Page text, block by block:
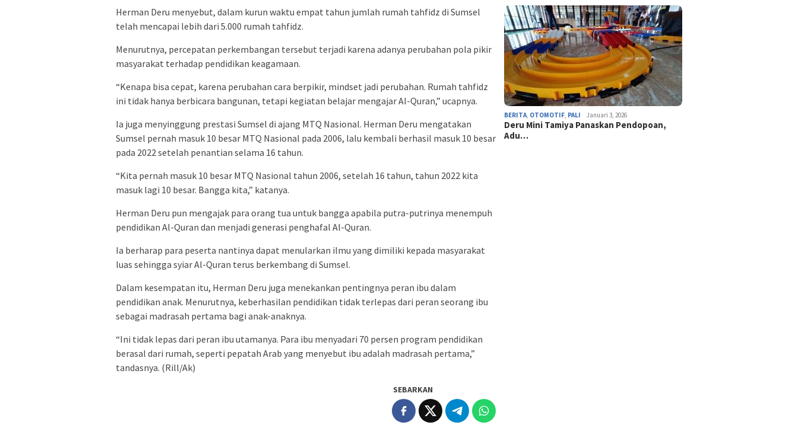
Herman Deru menyebut, dalam kurun waktu empat tahun jumlah rumah tahfidz di Sumsel
telah mencapai lebih dari 5.000 rumah tahfidz.
Menurutnya, percepatan perkembangan tersebut terjadi karena adanya perubahan pola pikir
masyarakat terhadap pendidikan keagamaan.
“Kenapa bisa cepat, karena perubahan cara berpikir, mindset jadi perubahan. Rumah tahfidz
ini tidak hanya berbicara bangunan, tetapi kegiatan belajar mengajar Al-Quran,” ucapnya.
Ia juga menyinggung prestasi Sumsel di ajang MTQ Nasional. Herman Deru mengatakan
Sumsel pernah masuk 10 besar MTQ Nasional pada 2006, lalu kembali berhasil masuk 10 besar
pada 2022 setelah penantian selama 16 tahun.
“Kita pernah masuk 10 besar MTQ Nasional tahun 2006, setelah 16 tahun, tahun 2022 kita
masuk lagi 10 besar. Bangga kita,” katanya.
Herman Deru pun mengajak para orang tua untuk bangga apabila putra-putrinya menempuh
pendidikan Al-Quran dan menjadi generasi penghafal Al-Quran.
Ia berharap para peserta nantinya dapat menularkan ilmu yang dimiliki kepada masyarakat
luas sehingga syiar Al-Quran terus berkembang di Sumsel.
Dalam kesempatan itu, Herman Deru juga menekankan pentingnya peran ibu dalam
pendidikan anak. Menurutnya, keberhasilan pendidikan tidak terlepas dari peran seorang ibu
sebagai madrasah pertama bagi anak-anaknya.
“Ini tidak lepas dari peran ibu utamanya. Para ibu menyadari 70 persen program pendidikan
berasal dari rumah, seperti pepatah Arab yang menyebut ibu adalah madrasah pertama,”
tandasnya. (Rill/Ak)
SEBARKAN
BERITA, OTOMOTIF, PALI Januari 3, 2026
Deru Mini Tamiya Panaskan Pendopoan,
Adu…